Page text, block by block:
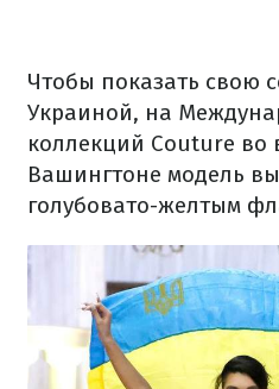
Чтобы показать свою
Украиной, на
коллекций Couture
Вашингтоне модель
голубовато-желтым